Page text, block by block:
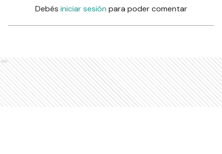
Debés iniciar sesión para poder comentar
Ads